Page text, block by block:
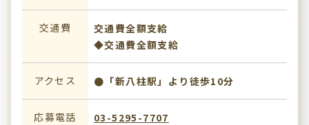
交通費
交通費全額支給
◆交通費全額支給
アクセス ●「新八柱駅」より徒歩10分
応募電話
03-5295-7707